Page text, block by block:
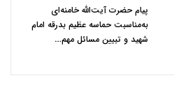
پیام حضرت آیت‌الله خامنه‌ای
به‌مناسبت حماسه عظیم بدرقه امام
شهید و تبیین مسائل مهم…